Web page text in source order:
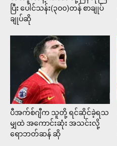
ပြီး ပေါင်သန်း(၃၀၀)တန် စာချုပ်
ချုပ်ဆို
ပီအက်စ်ဂျီက သူတို့ ရင်ဆိုင်ခဲ့ရသ
မျှထဲ အကောင်းဆုံး အသင်းလို့
ရောဘတ်ဆန် ဆို